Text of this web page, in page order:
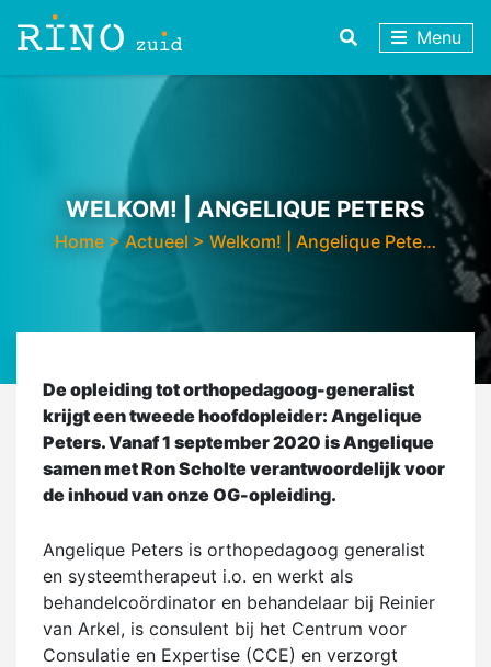
Menu
WELKOM! | ANGELIQUE PETERS
Home > Actueel > Welkom! | Angelique Pete…
De opleiding tot orthopedagoog-generalist
krijgt een tweede hoofdopleider: Angelique
Peters. Vanaf 1 september 2020 is Angelique
samen met Ron Scholte verantwoordelijk voor
de inhoud van onze OG-opleiding.
Angelique Peters is orthopedagoog generalist
en systeemtherapeut i.o. en werkt als
behandelcoördinator en behandelaar bij Reinier
van Arkel, is consulent bij het Centrum voor
Consulatie en Expertise (CCE) en verzorgt